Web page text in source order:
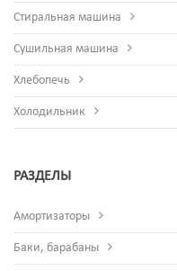
Стиральная машина
Сушильная машина
Хлебопечь
Холодильник
РАЗДЕЛЫ
Амортизаторы
Баки, барабаны